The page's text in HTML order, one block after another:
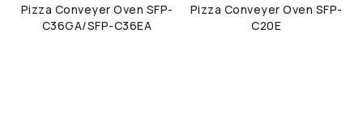
Pizza Conveyer Oven SFP-
C36GA/SFP-C36EA
Pizza Conveyer Oven SFP-
C20E